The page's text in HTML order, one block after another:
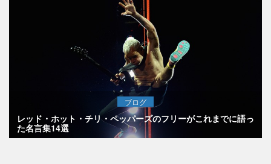
ブログ
レッド・ホット・チリ・ペッパーズのフリーがこれまでに語っ
た名言集14選